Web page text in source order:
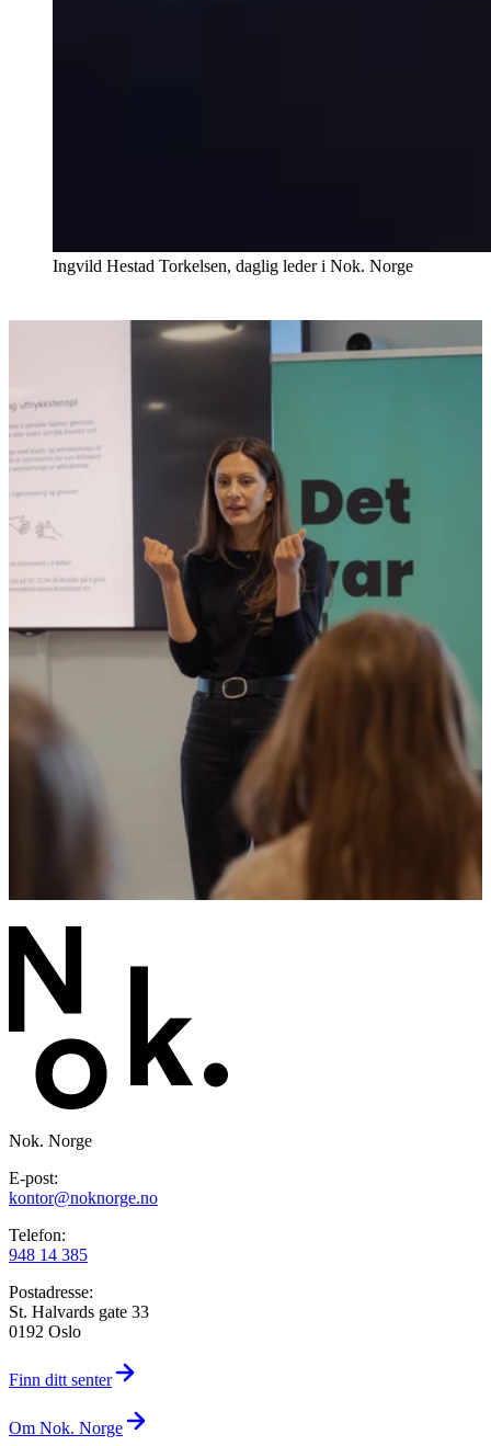
Ingvild Hestad Torkelsen, daglig leder i Nok. Norge
Nyheter
Nye brosjyrer på arabisk og somali
Les saken
Nyheter
- Vi når i større grad yngre brukere
Nyheter
Ny podkast: Forebyggende arbeid mot seksuelle
overgrep
Nok. Norge
E-post:
kontor@noknorge.no
Telefon:
948 14 385
Postadresse:
St. Halvards gate 33
0192 Oslo
Finn ditt senter
Om Nok. Norge